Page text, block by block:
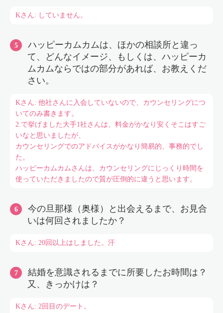
Kさん: していません。
ハッピーカムカムは、ほかの相談所と違っ
て、どんなイメージ、もしくは、ハッピーカ
ムカムならではの部分があれば、お教えくだ
さい。
Kさん: 他社さんに入会していないので、カウンセリングにつ
いてのみ書きます。
2.で挙げました大手1社さんは、料金がかなり安くそこはすご
いなと思いましたが、
カウンセリングでのアドバイスがかなり簡易的、事務的でし
た。
ハッピーカムカムさんは、カウンセリングにじっくり時間を
使っていただきましたので質が圧倒的に違うと思います。
今の旦那様（奥様）と出会えるまで、お見合
いは何回されましたか？
Kさん: 20回以上はしました。汗
結婚を意識されるまでに所要したお時間は？
又、きっかけは？
Kさん: 2回目のデート。